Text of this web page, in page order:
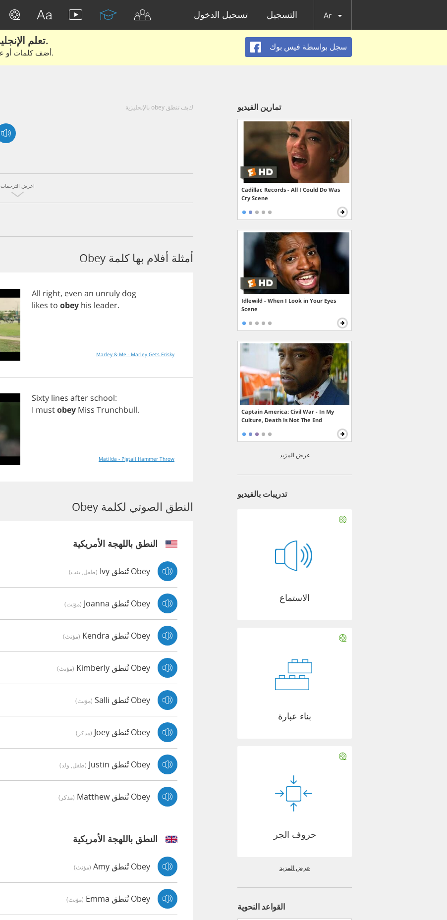
تسجيل الدخول التسجيل Ar
تعلم الإنجليزية الحقيقية من الأفلام والكتب.
أضف كلمات أو عبارات للتعلم والتدريب مع متعلمين آخرين.
سجل بواسطة فيس بوك
كيف تنطق obey بالإنجليزية
اعرض الترجمات
أمثلة أفلام بها كلمة Obey
All right, even an unruly dog
likes to obey his leader.
Marley & Me - Marley Gets Frisky
Sixty lines after school:
I mustobey Miss Trunchbull.
Matilda - Pigtail Hammer Throw
النطق الصوتي لكلمة Obey
النطق باللهجة الأمريكية
Obey تُنطق Ivy (طفل, بنت)
Obey تُنطق Joanna (مؤنث)
Obey تُنطق Kendra (مؤنث)
Obey تُنطق Kimberly (مؤنث)
Obey تُنطق Salli (مؤنث)
Obey تُنطق Joey (مذكر)
Obey تُنطق Justin (طفل, ولد)
Obey تُنطق Matthew (مذكر)
النطق باللهجة الأمريكية
Obey تُنطق Amy (مؤنث)
Obey تُنطق Emma (مؤنث)
تمارين الفيديو
Cadillac Records - All I Could Do Was
Cry Scene
Idlewild - When I Look in Your Eyes
Scene
Captain America: Civil War - In My
Culture, Death Is Not The End
عرض المزيد
تدريبات بالفيديو
الاستماع
بناء عبارة
حروف الجر
عرض المزيد
القواعد النحوية